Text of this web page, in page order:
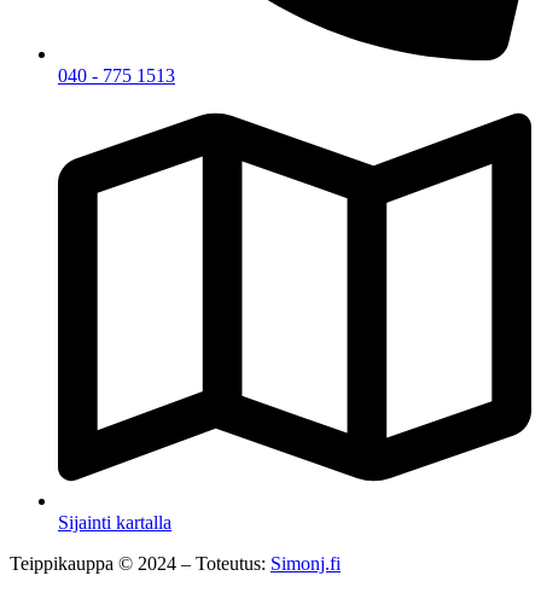
040 - 775 1513
Sijainti kartalla
Teippikauppa © 2024 – Toteutus: Simonj.fi